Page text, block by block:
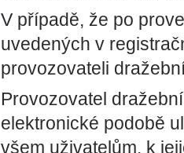
V případě, že po
uvedených v
provozovateli
Provozovatel
elektronické podobě
všem uživatelům, k